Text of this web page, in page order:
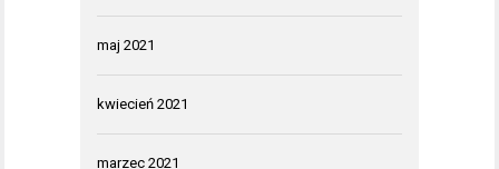
maj 2021
kwiecień 2021
marzec 2021